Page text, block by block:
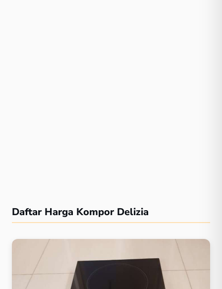
Daftar Harga Kompor Delizia